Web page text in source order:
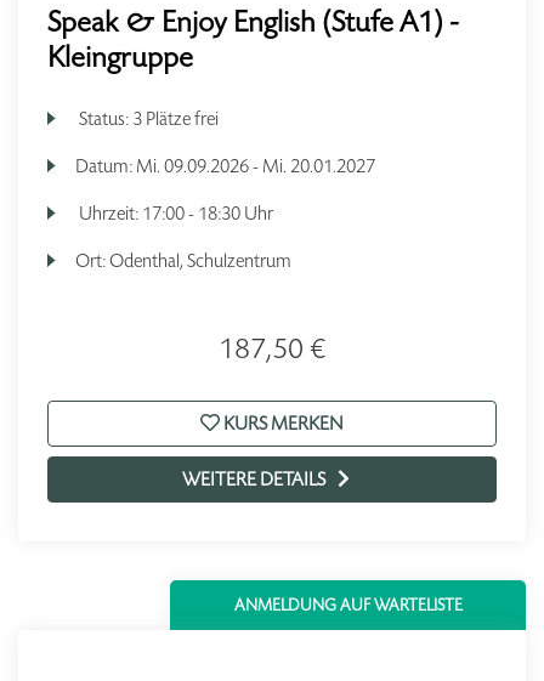
Speak & Enjoy English (Stufe A1) -
Kleingruppe
Status: 3 Plätze frei
Datum: Mi. 09.09.2026 - Mi. 20.01.2027
Uhrzeit: 17:00 - 18:30 Uhr
Ort:Odenthal, Schulzentrum
187,50 €
KURS MERKEN
WEITERE DETAILS
ANMELDUNG AUF WARTELISTE